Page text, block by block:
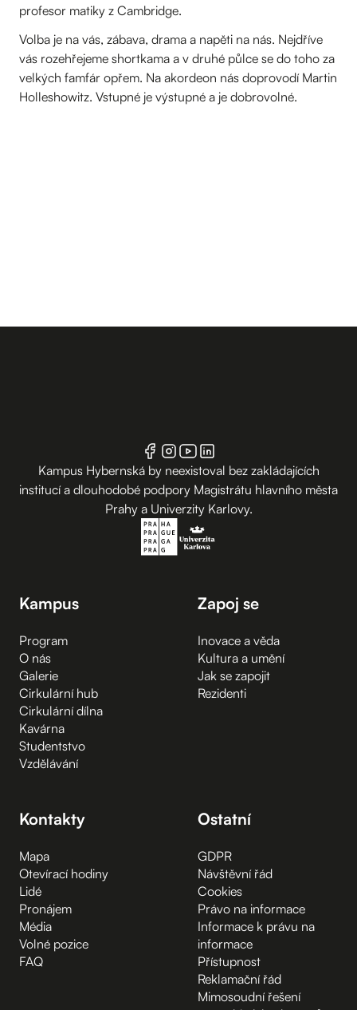
profesor matiky z Cambridge.
Volba je na vás, zábava, drama a napěti na nás. Nejdříve
vás rozehřejeme shortkama a v druhé půlce se do toho za
velkých famfár opřem. Na akordeon nás doprovodí Martin
Holleshowitz. Vstupné je výstupné a je dobrovolné.
Kampus Hybernská by neexistoval bez zakládajících
institucí a dlouhodobé podpory Magistrátu hlavního města
Prahy a Univerzity Karlovy.
Kampus
Program
O nás
Galerie
Cirkulární hub
Cirkulární dílna
Kavárna
Studentstvo
Vzdělávání
Zapoj se
Inovace a věda
Kultura a umění
Jak se zapojit
Rezidenti
Kontakty
Mapa
Otevírací hodiny
Lidé
Pronájem
Média
Volné pozice
FAQ
Ostatní
GDPR
Návštěvní řád
Cookies
Právo na informace
Informace k právu na
informace
Přístupnost
Reklamační řád
Mimosoudní řešení